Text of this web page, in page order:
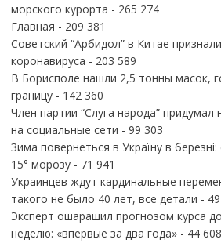
морского курорта - 265 274
Главная - 209 381
Советский “Арбидол” в Китае
коронавируса - 203 589
В Борисполе нашли 2,5 тонны масок,
границу- 142 360
Член партии “Слуга народа” придумал
на социальные сети - 99 303
Зима повернеться в Україну в
15° морозу- 71 941
Украинцев ждут кардинальные
такого не было 40 лет, все детали -
Эксперт ошарашил прогнозом курса
неделю: «впервые за два года»- 44 608